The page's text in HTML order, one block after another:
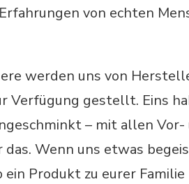
von echten
werden uns von
Verfügung gestellt. Eins
– mit allen Vor-
Wenn uns etwas
Produkt zu eurer